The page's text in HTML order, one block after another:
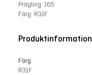
Prägling: 165
Färg: R31F
Produktinformation
Färg
R31F